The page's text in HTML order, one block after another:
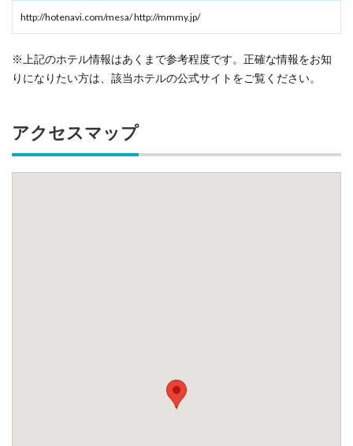
http://hotenavi.com/mesa/ http://mmmy.jp/
※上記のホテル情報はあくまで参考程度です。正確な情報をお知
りになりたい方は、該当ホテルの公式サイトをご覧ください。
アクセスマップ